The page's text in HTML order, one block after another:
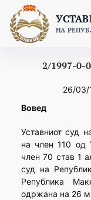
content
НА
2/1997-0-0
26/03/
Вовед
Уставниот суд
на член 110 од
член 70 став 1
суд на
Република
одржана на 26